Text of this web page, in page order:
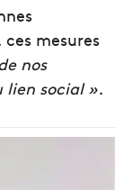
mesures
nos
lien social ».